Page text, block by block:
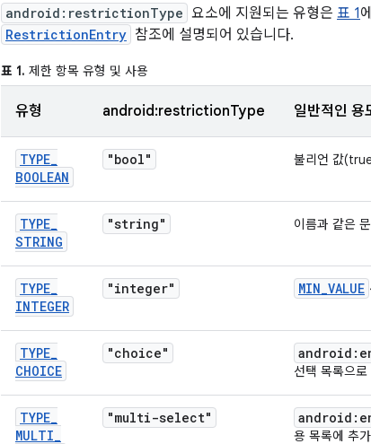
android:restrictionType 요소에 지원되는 유형은 표 1
RestrictionEntry 참조에 설명되어 있습니다.
표 1. 제한 항목 유형 및 사용
유형 android:restrictionType 일반적인 용
TYPE_
BOOLEAN
"bool" 불리언 값
TYPE_
STRING
"string" 이름과 같은
TYPE_
INTEGER
"integer" MIN_VALUE
TYPE_
CHOICE
"choice"
선택 목록으
TYPE_
MULTI_
"multi-select"
용 목록에 추